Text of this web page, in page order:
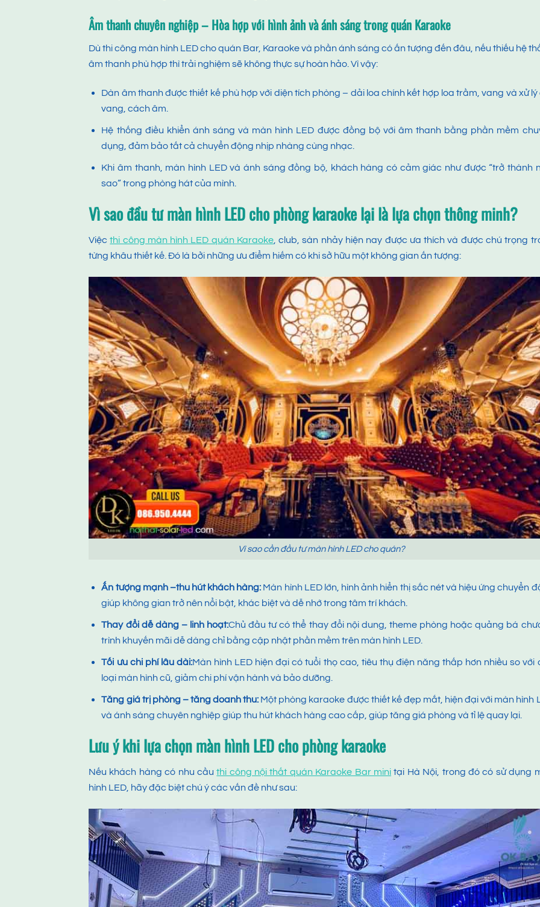
Âm thanh chuyên nghiệp – Hòa hợp với hình ảnh và ánh sángtrong quán Karaoke
Dù thi công màn hình LED cho quán Bar, Karaoke và phần ánh sáng có ấn tượng đến đâu, nếu thiếu hệ
âm thanh phù hợp thì trải nghiệm sẽ không thực sự hoàn hảo. Vì vậy:
Dàn âm thanh được thiết kế phù hợp với diện tích phòng – dải loa chính kết hợp loa trầm, vang và xử lý
vang, cách âm.
Hệ thống điều khiển ánh sáng và màn hình LED được đồng bộ với âm thanh bằng phần mềm
dụng, đảm bảo tất cả chuyển động nhịp nhàng cùng nhạc.
Khi âm thanh, màn hình LED và ánh sáng đồng bộ, khách hàng có cảm giác như được “trở thành
sao” trong phòng hát của mình.
Vì sao đầu tư màn hình LED cho phòng karaoke lại là lựa chọn thông minh?
Việcthi công màn hình LED quán Karaoke, club, sàn nhảy hiện nay được ưa thích và được chú trọng
từng khâu thiết kế. Đó là bởi những ưu điểm hiếm có khi sở hữu một không gian ấn tượng:
Vì sao cần đầu tư màn hình LED cho quán?
Ấn tượng mạnh–thu hút khách hàng: Màn hình LED lớn, hình ảnh hiển thị sắc nét và hiệu ứng chuyển
giúp không gian trở nên nổi bật, khác biệt và dễ nhớ trong tâm trí khách.
Thay đổi dễ dàng – linh hoạt:Chủ đầu tư có thể thay đổi nội dung, theme phòng hoặc quảng bá
trình khuyến mãi dễ dàng chỉ bằng cập nhật phần mềm trên màn hình LED.
Tối ưu chi phí lâu dài:Màn hình LED hiện đại có tuổi thọ cao, tiêu thụ điện năng thấp hơn nhiều so với
loại màn hình cũ, giảm chi phí vận hành và bảo dưỡng.
Tăng giá trị phòng – tăng doanh thu: Một phòng karaoke được thiết kế đẹp mắt, hiện đại với màn hình
và ánh sáng chuyên nghiệp giúp thu hút khách hàng cao cấp, giúp tăng giá phòng và tỉ lệ quay lại.
Lưu ý khi lựa chọn màn hình LED cho phòng karaoke
Nếu khách hàng có nhu cầuthi công nội thất quán Karaoke Bar mini tại Hà Nội, trong đó có sử dụng
hình LED, hãy đặc biệt chú ý các vấn đề như sau: